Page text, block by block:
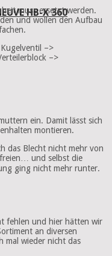
HB-X 360
muss ersetzt werden.
und wollen den Aufbau
–>
–>
ein. Damit lässt sich
montieren.
das Blecht nicht mehr von
und selbst die
ging nicht mehr runter.
fehlen und hier hätten wir
an diversen
mal wieder nicht das